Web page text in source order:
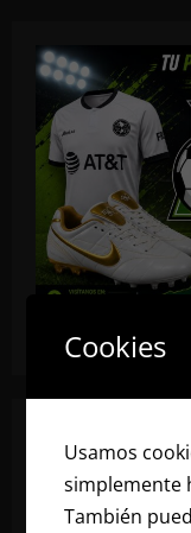
Cookies
Usamos
simplemente
También